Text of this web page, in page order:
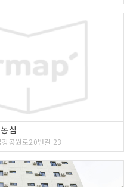
심
공원로20번길 23